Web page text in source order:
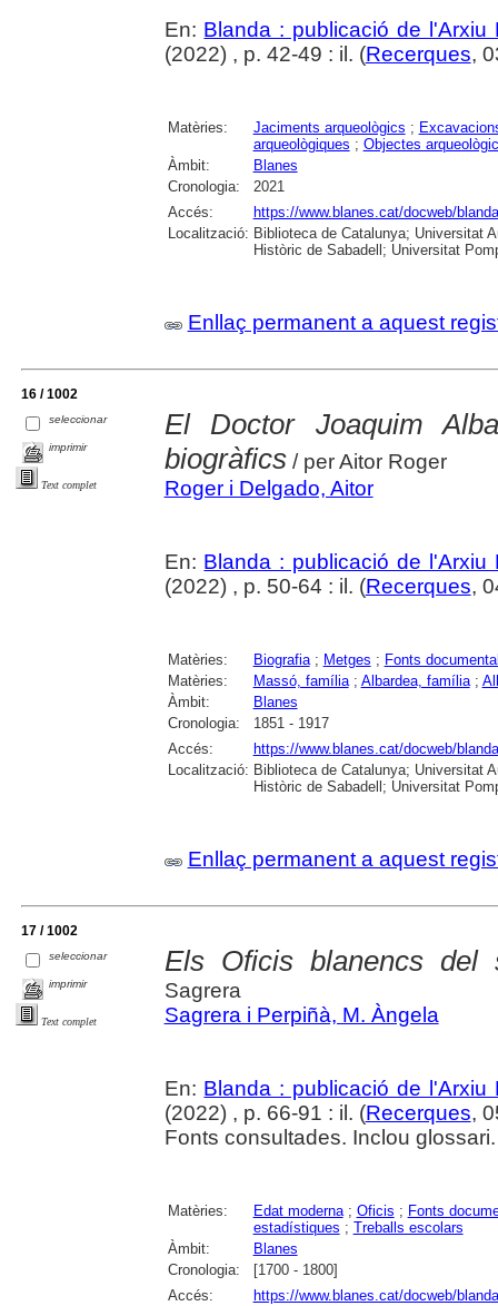
En: Blanda : publicació de l'Arxiu
(2022) , p. 42-49 : il. (Recerques,
Matèries: Jaciments arqueològics ;
arqueològiques ; Objectes
Àmbit:
Blanes
Cronologia:
2021
Accés:
https://www.blanes.cat/docweb/
Localització: Biblioteca de Catalunya; Universitat
Històric de Sabadell; Universitat
Enllaç permanent a aquest
16 / 1002
seleccionar
imprimir
Text complet
El Doctor Joaquim
biogràfics/ per Aitor Roger
Roger i Delgado, Aitor
En: Blanda : publicació de l'Arxiu
(2022) , p. 50-64 : il. (Recerques,
Matèries: Biografia; Metges ; Fonts
Matèries:
Massó, família; Albardea, família;
Àmbit:
Blanes
Cronologia:
1851 - 1917
Accés:
https://www.blanes.cat/docweb/
Localització: Biblioteca de Catalunya; Universitat
Històric de Sabadell; Universitat
Enllaç permanent a aquest
17 / 1002
seleccionar
imprimir
Text complet
Els Oficis blanencs del
Sagrera
Sagrera i Perpiñà, M. Àngela
En: Blanda : publicació de l'Arxiu
(2022) , p. 66-91 : il. (Recerques,
Fonts consultades. Inclou glossari.
Matèries: Edat moderna; Oficis ; Fonts
estadístiques ; Treballs escolars
Àmbit:
Blanes
Cronologia:
[1700 - 1800]
Accés:
https://www.blanes.cat/docweb/